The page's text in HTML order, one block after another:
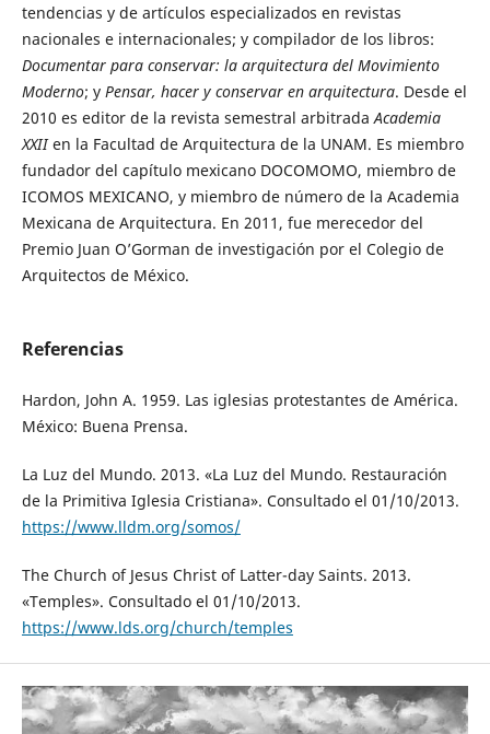
tendencias y de artículos especializados en revistas
nacionales e internacionales; y compilador de los libros:
Documentar para conservar: la arquitectura del Movimiento
Moderno; y Pensar, hacer y conservar en arquitectura. Desde el
2010 es editor de la revista semestral arbitrada Academia
XXIIen la Facultad de Arquitectura de la UNAM. Es miembro
fundador del capítulo mexicano DOCOMOMO, miembro de
ICOMOS MEXICANO, y miembro de número de la Academia
Mexicana de Arquitectura. En 2011, fue merecedor del
Premio Juan O’Gorman de investigación por el Colegio de
Arquitectos de México.
Referencias
Hardon, John A. 1959. Las iglesias protestantes de América.
México: Buena Prensa.
La Luz del Mundo. 2013. «La Luz del Mundo. Restauración
de la Primitiva Iglesia Cristiana». Consultado el 01/10/2013.
https://www.lldm.org/somos/
The Church of Jesus Christ of Latter-day Saints. 2013.
«Temples». Consultado el 01/10/2013.
https://www.lds.org/church/temples